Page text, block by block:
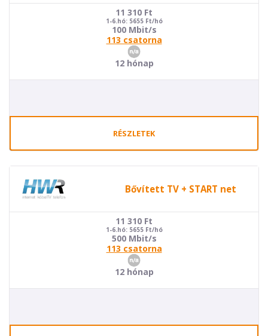
11 310 Ft
1-6.hó: 5655 Ft/hó
100 Mbit/s
113 csatorna
12 hónap
RÉSZLETEK
Bővített TV + START net
11 310 Ft
1-6.hó: 5655 Ft/hó
500 Mbit/s
113 csatorna
12 hónap